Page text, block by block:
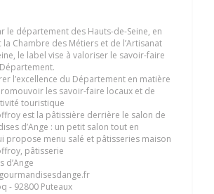
le département des Hauts-de-Seine, en
Chambre des Métiers et de l’Artisanat
le label vise à valoriser le savoir-faire
l’excellence du Département en matière
les savoir-faire locaux et de
touristique
est la pâtissière derrière le salon de
d’Ange : un petit salon tout en
propose menu salé et pâtisseries maison
pâtisserie
d’Ange
- 92800 Puteaux